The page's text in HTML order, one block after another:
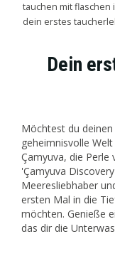
tauchen mit flaschen
dein erstes
Dein
Möchtest du
geheimnisvolle
Çamyuva, die Perle
'Çamyuva
Meeresliebhaber
ersten Mal in die
möchten. Genieße
das dir die